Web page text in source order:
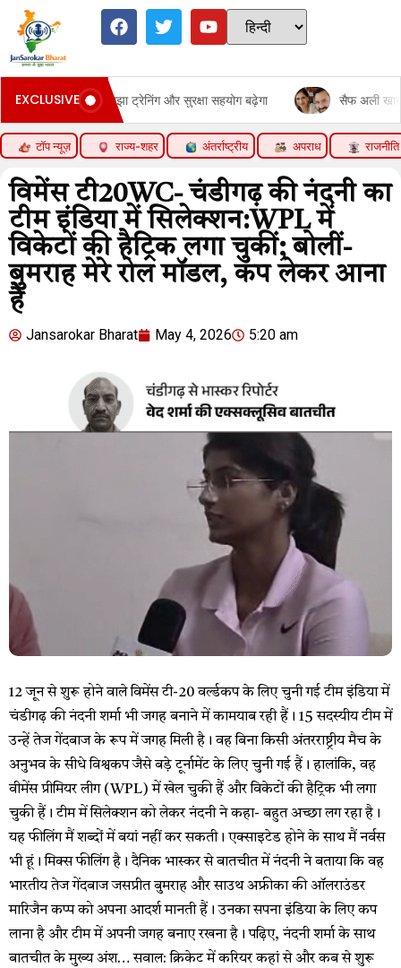
EXCLUSIVE
साझा ट्रेनिंग और सुरक्षा सहयोग बढ़ेगा सैफ अली खान बहन के पर्स से पैसे
टॉप न्यूज़ राज्य-शहर अंतर्राष्ट्रीय अपराध राजनीति
विमेंस टी20WC- चंडीगढ़ की नंदनी का
टीम इंडिया में सिलेक्शन:WPL में
विकेटों की हैट्रिक लगा चुकीं; बोलीं-
बुमराह मेरे रोल मॉडल, कप लेकर आना
है
Jansarokar Bharat May 4, 2026 5:20 am
12 जून से शुरू होने वाले विमेंस टी-20 वर्ल्डकप के लिए चुनी गई टीम इंडिया में
चंडीगढ़ की नंदनी शर्मा भी जगह बनाने में कामयाब रही हैं। 15 सदस्यीय टीम में
उन्हें तेज गेंदबाज के रूप में जगह मिली है। वह बिना किसी अंतरराष्ट्रीय मैच के
अनुभव के सीधे विश्वकप जैसे बड़े टूर्नामेंट के लिए चुनी गई हैं। हालांकि, वह
वीमेंस प्रीमियर लीग (WPL) में खेल चुकी हैं और विकेटों की हैट्रिक भी लगा
चुकी हैं। टीम में सिलेक्शन को लेकर नंदनी ने कहा- बहुत अच्छा लग रहा है।
यह फीलिंग मैं शब्दों में बयां नहीं कर सकती। एक्साइटेड होने के साथ मैं नर्वस
भी हूं। मिक्स फीलिंग है। दैनिक भास्कर से बातचीत में नंदनी ने बताया कि वह
भारतीय तेज गेंदबाज जसप्रीत बुमराह और साउथ अफ्रीका की ऑलराउंडर
मारिजैन कप्प को अपना आदर्श मानती हैं। उनका सपना इंडिया के लिए कप
लाना है और टीम में अपनी जगह बनाए रखना है। पढ़िए, नंदनी शर्मा के साथ
बातचीत के मुख्य अंश… सवाल: क्रिकेट में करियर कहां से और कब से शुरू